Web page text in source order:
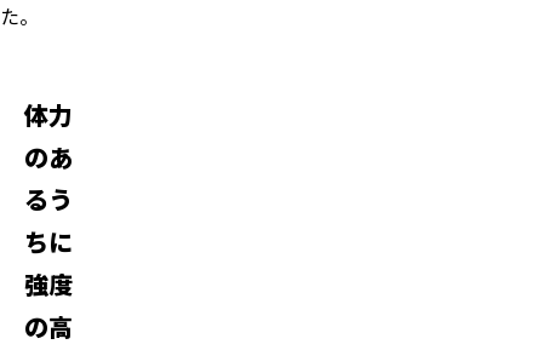
た。
体力
のあ
るう
ちに
強度
の高